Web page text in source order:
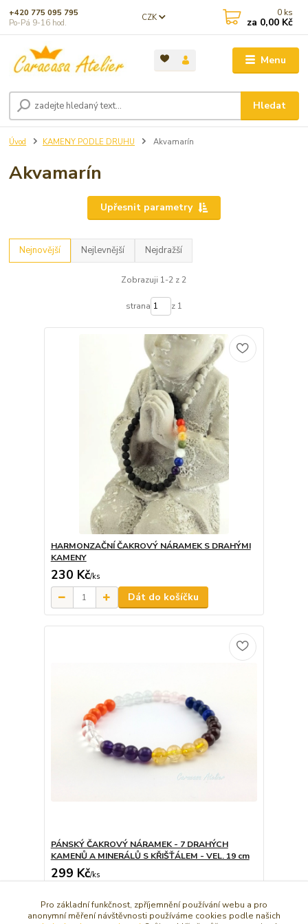
Menu
CZK
Hledat
+420 775 095 795
Po-Pá 9-16 hod.
0 ks
za 0,00 Kč
Úvod KAMENY PODLE DRUHU Akvamarín
Akvamarín
Upřesnit parametry
Nejnovější Nejlevnější Nejdražší
Zobrazuji 1-2 z 2
strana z 1
HARMONZAČNÍ ČAKROVÝ NÁRAMEK S DRAHÝMI
KAMENY
230 Kč/ks
Dát do košíčku
PÁNSKÝ ČAKROVÝ NÁRAMEK - 7 DRAHÝCH
KAMENŮ A MINERÁLŮ S KŘIŠŤÁLEM - VEL. 19 cm
299 Kč/ks
Pro základní funkčnost, zpříjemnění používání webu a pro
anonymní měření návštěvnosti používáme cookies podle našich